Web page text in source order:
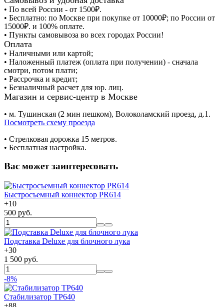
• По всей России - от 1500₽.
• Бесплатно: по Москве при покупке от 10000₽; по России от
15000₽. и 100% оплате.
• Пункты самовывоза во всех городах России!
Оплата
• Наличными или картой;
• Наложенный платеж (оплата при получении) - сначала
смотри, потом плати;
• Рассрочка и кредит;
• Безналичный расчет для юр. лиц.
Магазин и сервис-центр в Москве
• м. Тушинская (2 мин пешком), Волоколамский проезд, д.1.
Посмотреть схему проезда
• Cтрелковая дорожка 15 метров.
• Бесплатная настройка.
Вас может заинтересовать
Быстросъемный коннектор PR614
+10
500 руб.
Подставка Deluxe для блочного лука
+30
1 500 руб.
-8%
Стабилизатор TP640